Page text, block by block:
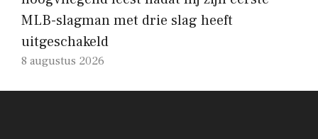
MLB-slagman met drie slag heeft
uitgeschakeld
8 augustus 2026